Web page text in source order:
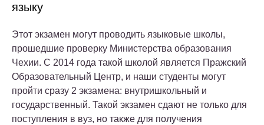
языку
Этот экзамен могут проводить языковые школы,
прошедшие проверку Министерства образования
Чехии. С 2014 года такой школой является Пражский
Образовательный Центр, и наши студенты могут
пройти сразу 2 экзамена: внутришкольный и
государственный. Такой экзамен сдают не только для
поступления в вуз, но также для получения